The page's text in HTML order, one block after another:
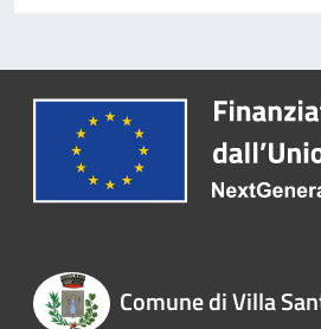
Comune di Villa